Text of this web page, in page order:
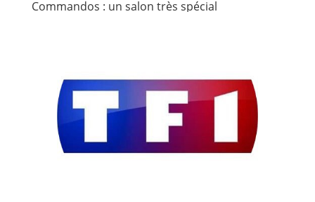
Commandos : un salon très spécial